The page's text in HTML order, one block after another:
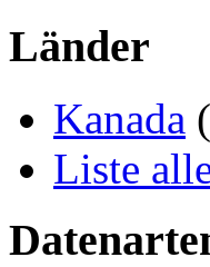
Länder
Kanada
Liste